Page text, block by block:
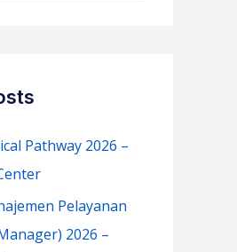
Pathway 2026 –
Pelayanan
2026 –